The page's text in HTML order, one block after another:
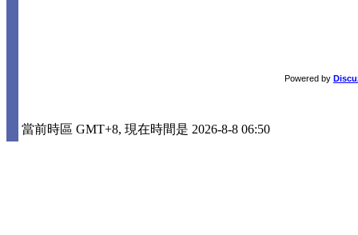
Powered by
當前時區 GMT+8, 現在時間是 2026-8-8 06:50